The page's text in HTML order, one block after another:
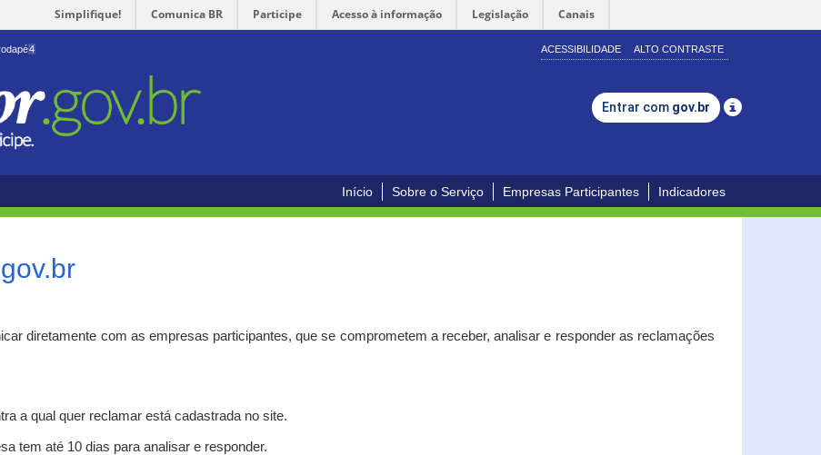
Simplifique! Comunica BR Participe Acesso à informação Legislação Canais
4 ACESSIBILIDADE ALTO CONTRASTE
Entrar com gov.br
Início Sobre o Serviço Empresas Participantes Indicadores
diretamente com as empresas participantes, que se comprometem a receber, analisar e responder as reclamações
a qual quer reclamar está cadastrada no site.
tem até 10 dias para analisar e responder.